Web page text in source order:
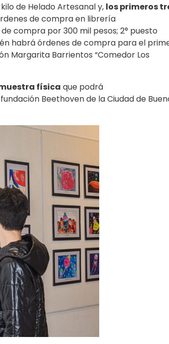
de Helado Artesanal y, los primeros
de compra en librería
compra por 300 mil pesos; 2° puesto
habrá órdenes de compra para el
Margarita Barrientos “Comedor Los
física que podrá
Beethoven de la Ciudad de